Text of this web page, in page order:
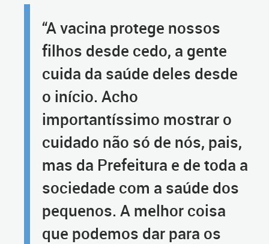
“A vacina protege nossos
filhos desde cedo, a gente
cuida da saúde deles desde
o início. Acho
importantíssimo mostrar o
cuidado não só de nós, pais,
mas da Prefeitura e de toda a
sociedade com a saúde dos
pequenos. A melhor coisa
que podemos dar para os